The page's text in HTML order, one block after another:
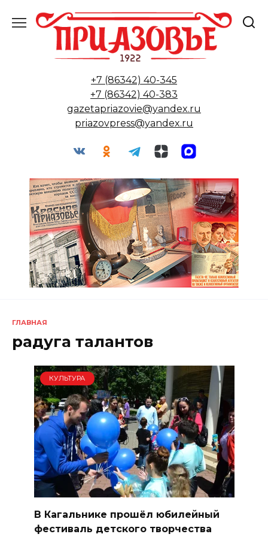
содержанию
+7 (86342) 40-345
+7 (86342) 40-383
gazetapriazovie@yandex.ru
priazovpress@yandex.ru
ГЛАВНАЯ
радуга талантов
КУЛЬТУРА
В Кагальнике прошёл юбилейный
фестиваль детского творчества